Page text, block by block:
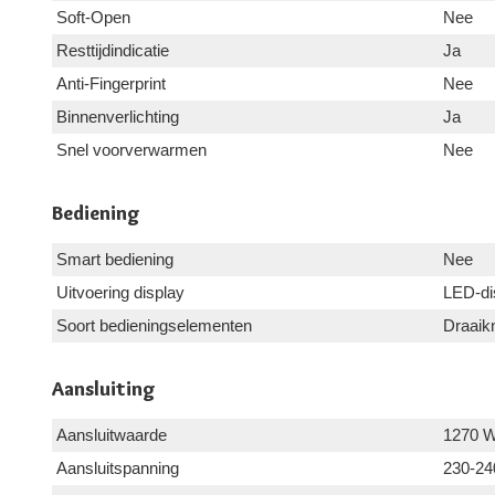
Soft-Open
Nee
Resttijdindicatie
Ja
Anti-Fingerprint
Nee
Binnenverlichting
Ja
Snel voorverwarmen
Nee
Bediening
Smart bediening
Nee
Uitvoering display
LED-
Soort bedieningselementen
Aansluiting
Aansluitwaarde
1270
Aansluitspanning
230-